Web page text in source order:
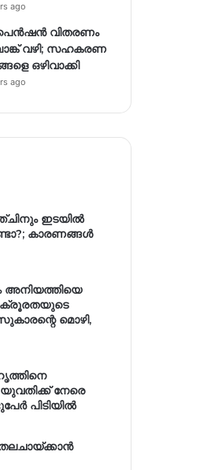
ago
വിതരണം
വഴി; സഹകരണ
ഒഴിവാക്കി
ago
ഇടയിൽ
കാരണങ്ങള്‍
അനിയത്തിയെ
ക്രൂരതയുടെ
മൊഴി,
നേരെ
പിടിയിൽ